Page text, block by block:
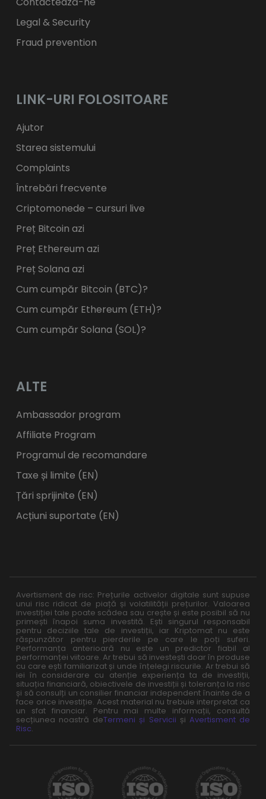
Legal & Security
Fraud prevention
LINK-URI FOLOSITOARE
Ajutor
Starea sistemului
Complaints
Întrebări frecvente
Criptomonede – cursuri live
Preț Bitcoin azi
Preț Ethereum azi
Preț Solana azi
Cum cumpăr Bitcoin (BTC)?
Cum cumpăr Ethereum (ETH)?
Cum cumpăr Solana (SOL)?
ALTE
Ambassador program
Affiliate Program
Programul de recomandare
Taxe și limite (EN)
Țări sprijinite (EN)
Acțiuni suportate (EN)
Avertisment de risc: Prețurile activelor digitale sunt supuse
unui risc ridicat de piață și volatilității prețurilor. Valoarea
investiției tale poate scădea sau crește și este posibil să nu
primești înapoi suma investită. Ești singurul responsabil
pentru deciziile tale de investiții, iar Kriptomat nu este
răspunzător pentru pierderile pe care le poți suferi.
Performanța anterioară nu este un predictor fiabil al
performanței viitoare. Ar trebui să investești doar în produse
cu care ești familiarizat și unde înțelegi riscurile. Ar trebui să
iei în considerare cu atenție experiența ta de investiții,
situația financiară, obiectivele de investiții și toleranța la risc
și să consulți un consilier financiar independent înainte de a
face orice investiție. Acest material nu trebuie interpretat ca
un sfat financiar. Pentru mai multe informații, consultă
secțiunea noastră deTermeni și Servicii și Avertisment de
Risc.